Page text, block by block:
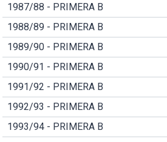
1987/88 - PRIMERA B
1988/89 - PRIMERA B
1989/90 - PRIMERA B
1990/91 - PRIMERA B
1991/92 - PRIMERA B
1992/93 - PRIMERA B
1993/94 - PRIMERA B